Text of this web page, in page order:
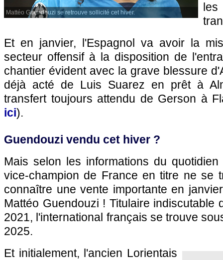
Mattéo Guendouzi se retrouve sollicité cet hiver.
Et en janvier, l'Espagnol va avoir la
secteur offensif à la disposition de
chantier évident avec la grave blessure
déjà acté de Luis Suarez en prêt à
transfert toujours attendu de Gerson à
ici).
Guendouzi vendu cet hiver ?
Mais selon les informations du
vice-champion de France en titre ne se
connaître une vente importante en
Mattéo Guendouzi ! Titulaire indiscutable
2021, l'international français se trouve
2025.
Et initialement, l'ancien Lorientais